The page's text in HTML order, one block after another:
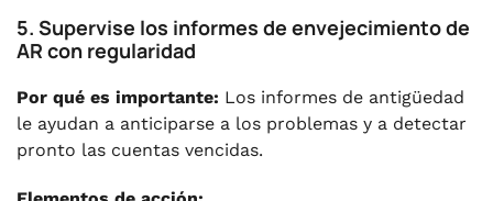
5. Supervise los informes de envejecimiento de
AR con regularidad
Por qué es importante: Los informes de antigüedad
le ayudan a anticiparse a los problemas y a detectar
pronto las cuentas vencidas.